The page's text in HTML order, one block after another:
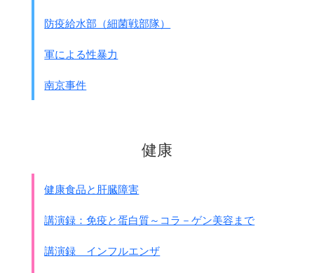
防疫給水部（細菌戦部隊）
軍による性暴力
南京事件
健康
健康食品と肝臓障害
講演録：免疫と蛋白質～コラ－ゲン美容まで
講演録 インフルエンザ